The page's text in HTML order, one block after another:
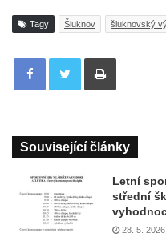
Tagy Šluknov šluknovský
Tisknout
Související články
Letní
střední
28. 5. 2026